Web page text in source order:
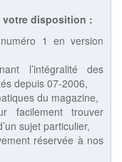
votre disposition :
1 en version
l’intégralité des
depuis 07-2006,
du magazine,
facilement trouver
sujet particulier,
réservée à nos